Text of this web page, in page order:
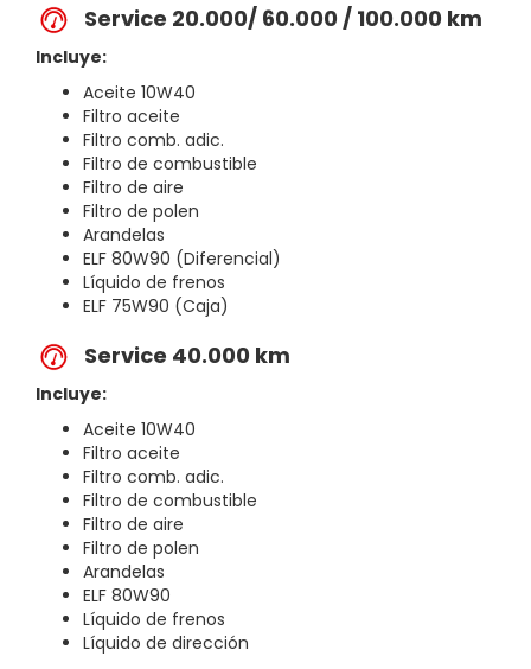
Service 20.000/ 60.000 / 100.000 km
Incluye:
Aceite 10W40
Filtro aceite
Filtro comb. adic.
Filtro de combustible
Filtro de aire
Filtro de polen
Arandelas
ELF 80W90 (Diferencial)
Líquido de frenos
ELF 75W90 (Caja)
Service 40.000 km
Incluye:
Aceite 10W40
Filtro aceite
Filtro comb. adic.
Filtro de combustible
Filtro de aire
Filtro de polen
Arandelas
ELF 80W90
Líquido de frenos
Líquido de dirección